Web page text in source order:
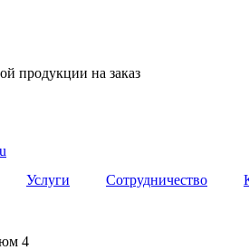
продукции на заказ
Услуги Сотрудничество
4